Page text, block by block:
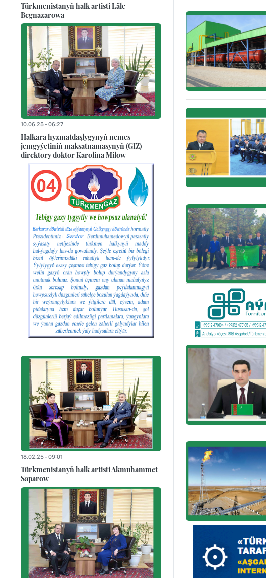
Türkmenistanyň halk artisti Läle
Begnazarowa
10.06.25 - 06:27
Halkara hyzmatdaşlygynyň nemes
jemgyýetiniň maksatnamasynyň (GIZ)
direktory doktor Karolina Milow
18.02.25 - 09:01
Türkmenistanyň halk artisti Akmuhammet
Saparow